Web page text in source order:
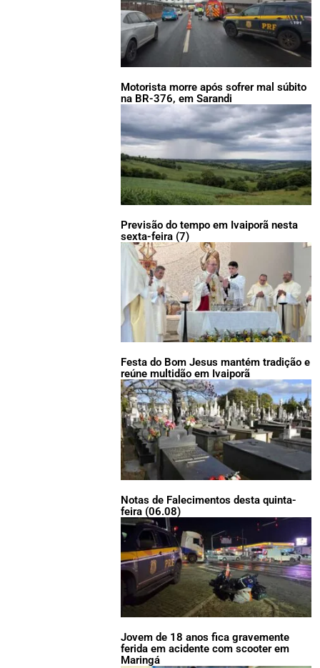
Motorista morre após sofrer mal súbito
na BR-376, em Sarandi
Previsão do tempo em Ivaiporã nesta
sexta-feira (7)
Festa do Bom Jesus mantém tradição e
reúne multidão em Ivaiporã
Notas de Falecimentos desta quinta-
feira (06.08)
Jovem de 18 anos fica gravemente
ferida em acidente com scooter em
Maringá